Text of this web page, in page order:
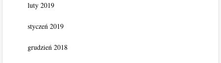
luty 2019
styczeń 2019
grudzień 2018